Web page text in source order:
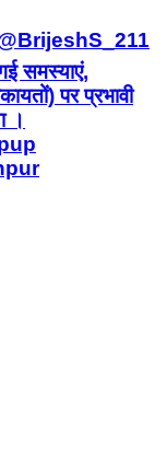
@BrijeshS_211
समस्याएं,
पर प्रभावी
।